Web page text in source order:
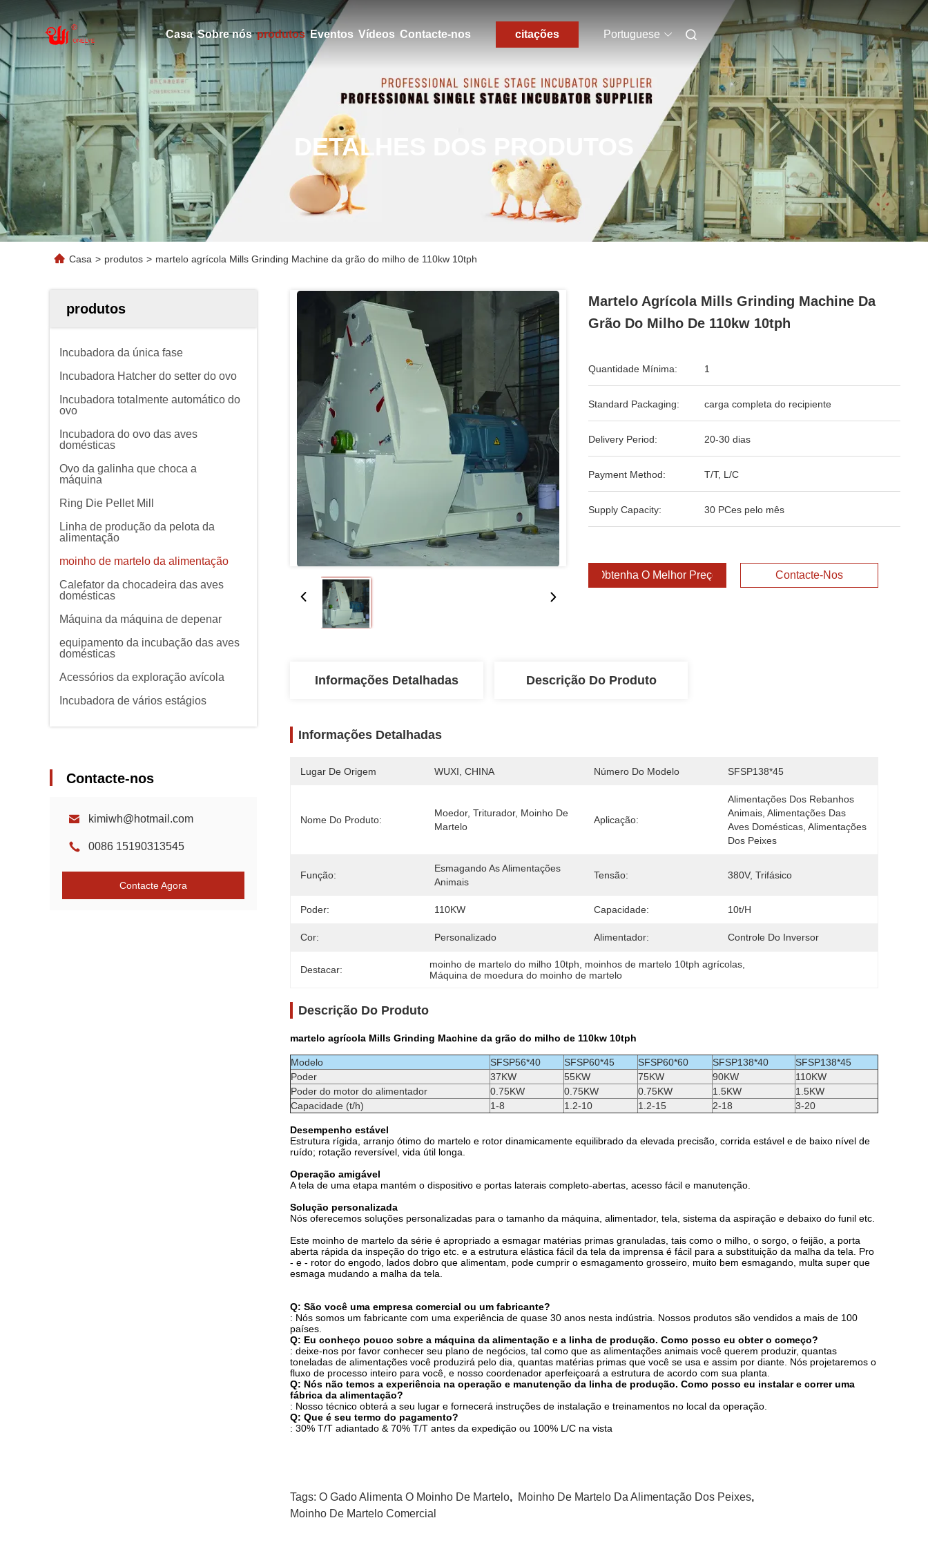
Casa Sobre nós produtos Eventos Vídeos Contacte-nos citações Portuguese
DETALHES DOS PRODUTOS
Casa > produtos > martelo agrícola Mills Grinding Machine da grão do milho de 110kw 10tph
produtos
Incubadora da única fase
Incubadora Hatcher do setter do ovo
Incubadora totalmente automático do
ovo
Incubadora do ovo das aves
domésticas
Ovo da galinha que choca a
máquina
Ring Die Pellet Mill
Linha de produção da pelota da
alimentação
moinho de martelo da alimentação
Calefator da chocadeira das aves
domésticas
Máquina da máquina de depenar
equipamento da incubação das aves
domésticas
Acessórios da exploração avícola
Incubadora de vários estágios
Contacte-nos
kimiwh@hotmail.com
0086 15190313545
Contacte Agora
Martelo Agrícola Mills Grinding Machine Da
Grão Do Milho De 110kw 10tph
Quantidade Mínima: 1
Standard Packaging: carga completa do recipiente
Delivery Period: 20-30 dias
Payment Method: T/T, L/C
Supply Capacity: 30 PCes pelo mês
Obtenha O Melhor Preço Contacte-Nos
Informações Detalhadas Descrição Do Produto
Informações Detalhadas
Lugar De Origem WUXI, CHINA Número Do Modelo SFSP138*45
Nome Do Produto:
Moedor, Triturador, Moinho De
Martelo
Aplicação:
Alimentações Dos Rebanhos
Animais, Alimentações Das
Aves Domésticas, Alimentações
Dos Peixes
Função:
Esmagando As Alimentações
Animais
Tensão: 380V, Trifásico
Poder: 110KW Capacidade: 10t/h
Cor: Personalizado Alimentador: Controle Do Inversor
Destacar: moinho de martelo do milho 10tph moinhos de martelo 10tph agrícolas
Máquina de moedura do moinho de martelo
Descrição Do Produto
martelo agrícola Mills Grinding Machine da grão do milho de 110kw 10tph
Modelo SFSP56*40 SFSP60*45 SFSP60*60 SFSP138*40
SFSP138*45
Poder
37KW 55KW 75KW 90KW
110KW
Poder do motor do alimentador
0.75KW 0.75KW 0.75KW 1.5KW
1.5KW
Capacidade (t/h)
1-8 1.2-10 1.2-15 2-18 3-20
Desempenho estável
Estrutura rígida, arranjo ótimo do martelo e rotor dinamicamente equilibrado da elevada precisão, corrida estável e de baixo nível de
ruído; rotação reversível, vida útil longa.
Operação amigável
A tela de uma etapa mantém o dispositivo e portas laterais completo-abertas, acesso fácil e manutenção.
Solução personalizada
Nós oferecemos soluções personalizadas para o tamanho da máquina, alimentador, tela, sistema da aspiração e debaixo do funil etc.
Este moinho de martelo da série é apropriado a esmagar matérias primas granuladas, tais como o milho, o sorgo, o feijão, a porta
aberta rápida da inspeção do trigo etc. e a estrutura elástica fácil da tela da imprensa é fácil para a substituição da malha da tela. Pro
- e - rotor do engodo, lados dobro que alimentam, pode cumprir o esmagamento grosseiro, muito bem esmagando, multa super que
esmaga mudando a malha da tela.
Q: São você uma empresa comercial ou um fabricante?
: Nós somos um fabricante com uma experiência de quase 30 anos nesta indústria. Nossos produtos são vendidos a mais de 100
países.
Q: Eu conheço pouco sobre a máquina da alimentação e a linha de produção. Como posso eu obter o começo?
: deixe-nos por favor conhecer seu plano de negócios, tal como que as alimentações animais você querem produzir, quantas
toneladas de alimentações você produzirá pelo dia, quantas matérias primas que você se usa e assim por diante. Nós projetaremos o
fluxo de processo inteiro para você, e nosso coordenador aperfeiçoará a estrutura de acordo com sua planta.
Q: Nós não temos a experiência na operação e manutenção da linha de produção. Como posso eu instalar e correr uma
fábrica da alimentação?
: Nosso técnico obterá a seu lugar e fornecerá instruções de instalação e treinamentos no local da operação.
Q: Que é seu termo do pagamento?
: 30% T/T adiantado & 70% T/T antes da expedição ou 100% L/C na vista
Tags: O Gado Alimenta O Moinho De Martelo, Moinho De Martelo Da Alimentação Dos Peixes,
Moinho De Martelo Comercial